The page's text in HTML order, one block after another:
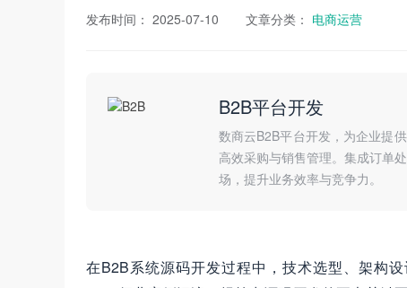
发布时间： 2025-07-10 文章分类： 电商运营
B2B平台开发
数商云B2B平台开发，为企业提
高效采购与销售管理。集成订单
场，提升业务效率与竞争力。
在B2B系统源码开发过程中，技术选型、架构